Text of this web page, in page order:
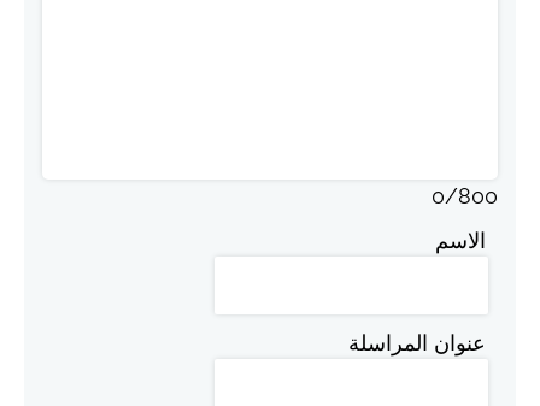
0/800
الاسم
عنوان المراسلة